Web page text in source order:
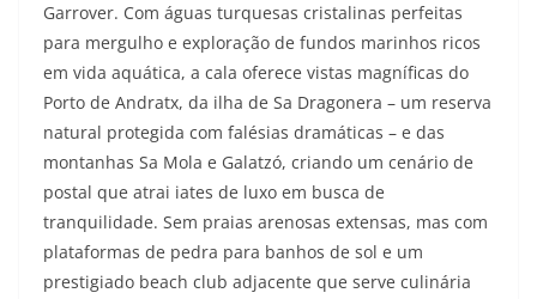
Garrover. Com águas turquesas cristalinas perfeitas
para mergulho e exploração de fundos marinhos ricos
em vida aquática, a cala oferece vistas magníficas do
Porto de Andratx, da ilha de Sa Dragonera – um reserva
natural protegida com falésias dramáticas – e das
montanhas Sa Mola e Galatzó, criando um cenário de
postal que atrai iates de luxo em busca de
tranquilidade. Sem praias arenosas extensas, mas com
plataformas de pedra para banhos de sol e um
prestigiado beach club adjacente que serve culinária